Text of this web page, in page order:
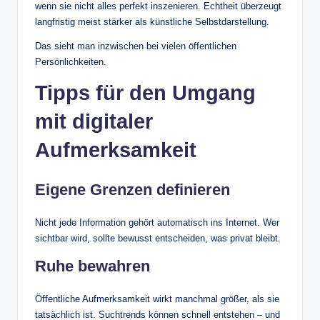
wenn sie nicht alles perfekt inszenieren. Echtheit überzeugt
langfristig meist stärker als künstliche Selbstdarstellung.
Das sieht man inzwischen bei vielen öffentlichen
Persönlichkeiten.
Tipps für den Umgang
mit digitaler
Aufmerksamkeit
Eigene Grenzen definieren
Nicht jede Information gehört automatisch ins Internet. Wer
sichtbar wird, sollte bewusst entscheiden, was privat bleibt.
Ruhe bewahren
Öffentliche Aufmerksamkeit wirkt manchmal größer, als sie
tatsächlich ist. Suchtrends können schnell entstehen – und